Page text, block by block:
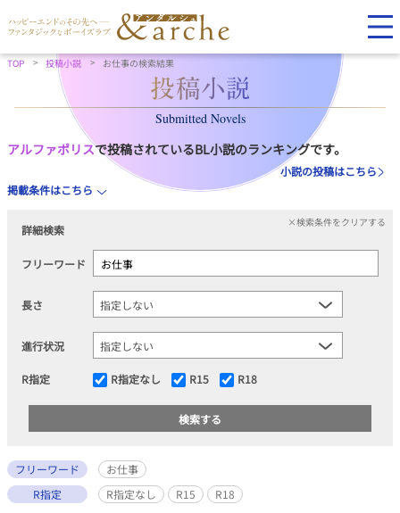
TOP 投稿小説 お仕事の検索結果
Submitted Novels
アルファポリスで投稿されているBL小説のランキングです。
小説の投稿はこちら
掲載条件はこちら
詳細検索
×検索条件をクリアする
フリーワード
長さ
進行状況
R指定 R指定なし R15 R18
フリーワード
お仕事
R指定
R指定なし R15 R18